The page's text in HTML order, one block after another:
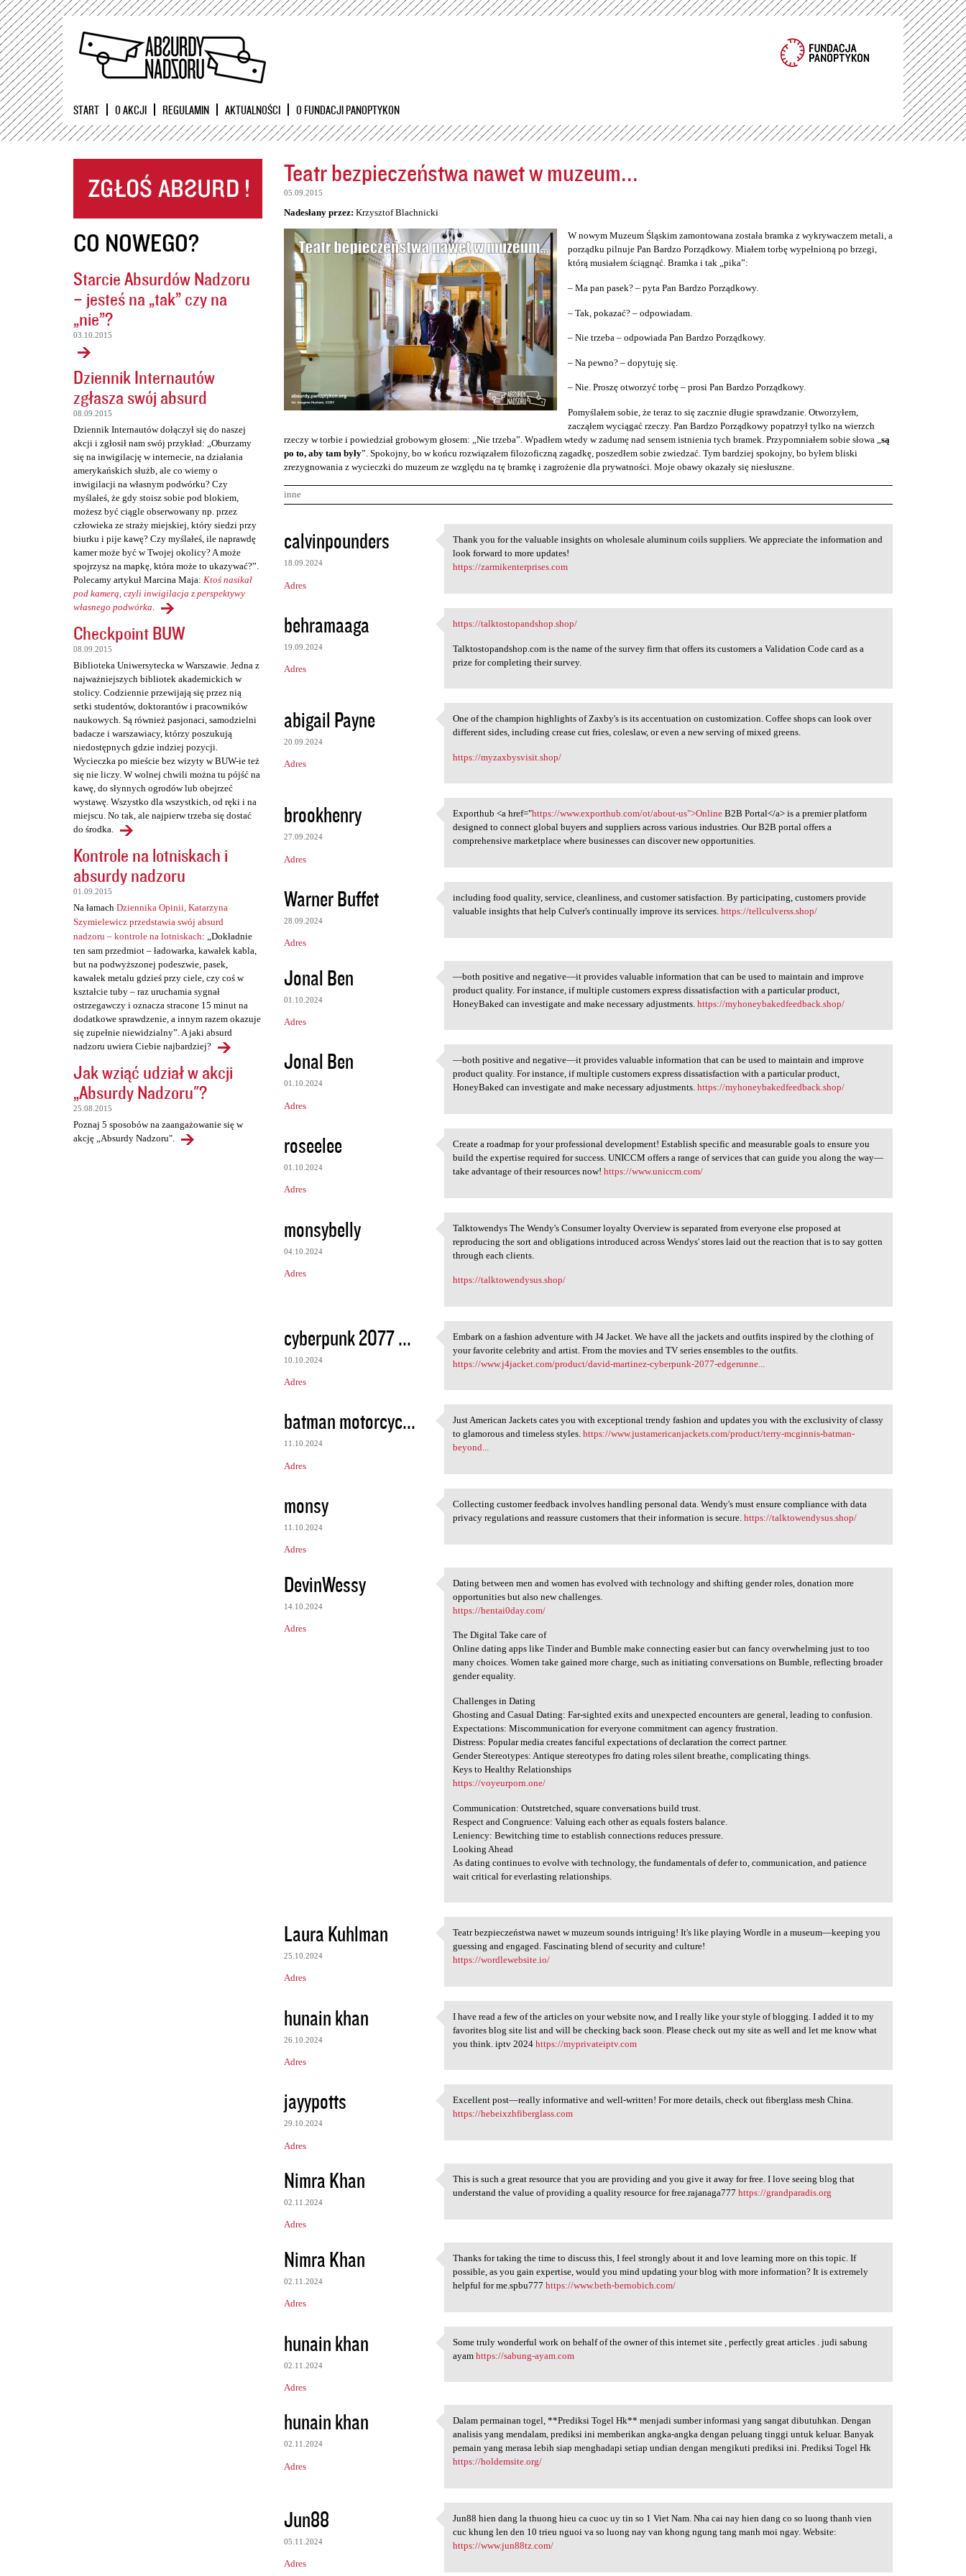
Przejdź
START O AKCJI REGULAMIN AKTUALNOŚCI O FUNDACJI PANOPTYKON
CO NOWEGO?
Starcie Absurdów Nadzoru
– jesteś na „tak” czy na
„nie”?
03.10.2015
Dziennik Internautów
zgłasza swój absurd
08.09.2015
Dziennik Internautów dołączył się do naszej
akcji i zgłosił nam swój przykład: „Oburzamy
się na inwigilację w internecie, na działania
amerykańskich służb, ale co wiemy o
inwigilacji na własnym podwórku? Czy
myślałeś, że gdy stoisz sobie pod blokiem,
możesz być ciągle obserwowany np. przez
człowieka ze straży miejskiej, który siedzi przy
biurku i pije kawę? Czy myślałeś, ile naprawdę
kamer może być w Twojej okolicy? A może
spojrzysz na mapkę, która może to ukazywać?”.
Polecamy artykuł Marcina Maja: Ktoś nasikał
pod kamerą, czyli inwigilacja z perspektywy
własnego podwórka.
Checkpoint BUW
08.09.2015
Biblioteka Uniwersytecka w Warszawie. Jedna z
najważniejszych bibliotek akademickich w
stolicy. Codziennie przewijają się przez nią
setki studentów, doktorantów i pracowników
naukowych. Są również pasjonaci, samodzielni
badacze i warszawiacy, którzy poszukują
niedostępnych gdzie indziej pozycji.
Wycieczka po mieście bez wizyty w BUW-ie też
się nie liczy. W wolnej chwili można tu pójść na
kawę, do słynnych ogrodów lub obejrzeć
wystawę. Wszystko dla wszystkich, od ręki i na
miejscu. No tak, ale najpierw trzeba się dostać
do środka.
Kontrole na lotniskach i
absurdy nadzoru
01.09.2015
Na łamach Dziennika Opinii, Katarzyna
Szymielewicz przedstawia swój absurd
nadzoru – kontrole na lotniskach: „Dokładnie
ten sam przedmiot – ładowarka, kawałek kabla,
but na podwyższonej podeszwie, pasek,
kawałek metalu gdzieś przy ciele, czy coś w
kształcie tuby – raz uruchamia sygnał
ostrzegawczy i oznacza stracone 15 minut na
dodatkowe sprawdzenie, a innym razem okazuje
się zupełnie niewidzialny”. A jaki absurd
nadzoru uwiera Ciebie najbardziej?
Jak wziąć udział w akcji
„Absurdy Nadzoru"?
25.08.2015
Poznaj 5 sposobów na zaangażowanie się w
akcję „Absurdy Nadzoru".
Teatr bezpieczeństwa nawet w muzeum...
05.09.2015
Nadesłany przez: Krzysztof Blachnicki
W nowym Muzeum Śląskim zamontowana została bramka z wykrywaczem metali, a
porządku pilnuje Pan Bardzo Porządkowy. Miałem torbę wypełnioną po brzegi,
którą musiałem ściągnąć. Bramka i tak „pika”:
– Ma pan pasek? – pyta Pan Bardzo Porządkowy.
– Tak, pokazać? – odpowiadam.
– Nie trzeba – odpowiada Pan Bardzo Porządkowy.
– Na pewno? – dopytuję się.
– Nie. Proszę otworzyć torbę – prosi Pan Bardzo Porządkowy.
Pomyślałem sobie, że teraz to się zacznie długie sprawdzanie. Otworzyłem,
zacząłem wyciągać rzeczy. Pan Bardzo Porządkowy popatrzył tylko na wierzch
rzeczy w torbie i powiedział grobowym głosem: „Nie trzeba”. Wpadłem wtedy w zadumę nad sensem istnienia tych bramek. Przypomniałem sobie słowa „ są
po to, aby tam były”. Spokojny, bo w końcu rozwiązałem filozoficzną zagadkę, poszedłem sobie zwiedzać. Tym bardziej spokojny, bo byłem bliski
zrezygnowania z wycieczki do muzeum ze względu na tę bramkę i zagrożenie dla prywatności. Moje obawy okazały się niesłuszne.
inne
K
o
m
e
n
t
a
r
e
calvinpounders
18.09.2024
Adres
Thank you for the valuable
Thank you for the valuable insights on wholesale aluminum coils suppliers. We appreciate the information and
look forward to more updates!
https://zarmikenterprises.com
behramaaga
19.09.2024
Adres
https://talktostopandshop
https://talktostopandshop.shop/
Talktostopandshop.com is the name of the survey firm that offers its customers a Validation Code card as a
prize for completing their survey.
abigail Payne
20.09.2024
Adres
One of the champion
One of the champion highlights of Zaxby's is its accentuation on customization. Coffee shops can look over
different sides, including crease cut fries, coleslaw, or even a new serving of mixed greens.
https://myzaxbysvisit.shop/
brookhenry
27.09.2024
Adres
Exporthub <a href="https:/
Exporthub <a href="https://www.exporthub.com/ot/about-us">Online B2B Portal</a> is a premier platform
designed to connect global buyers and suppliers across various industries. Our B2B portal offers a
comprehensive marketplace where businesses can discover new opportunities.
Warner Buffet
28.09.2024
Adres
including food quality,
including food quality, service, cleanliness, and customer satisfaction. By participating, customers provide
valuable insights that help Culver's continually improve its services.https://tellculverss.shop/
Jonal Ben
01.10.2024
Adres
—both positive and negative
—both positive and negative—it provides valuable information that can be used to maintain and improve
product quality. For instance, if multiple customers express dissatisfaction with a particular product,
HoneyBaked can investigate and make necessary adjustments.https://myhoneybakedfeedback.shop/
Jonal Ben
01.10.2024
Adres
—both positive and negative
—both positive and negative—it provides valuable information that can be used to maintain and improve
product quality. For instance, if multiple customers express dissatisfaction with a particular product,
HoneyBaked can investigate and make necessary adjustments.https://myhoneybakedfeedback.shop/
roseelee
01.10.2024
Adres
Create a roadmap for your
Create a roadmap for your professional development! Establish specific and measurable goals to ensure you
build the expertise required for success. UNICCM offers a range of services that can guide you along the way—
take advantage of their resources now!https://www.uniccm.com/
monsybelly
04.10.2024
Adres
Talktowendys The Wendy's
Talktowendys The Wendy's Consumer loyalty Overview is separated from everyone else proposed at
reproducing the sort and obligations introduced across Wendys' stores laid out the reaction that is to say gotten
through each clients.
https://talktowendysus.shop/
cyberpunk 2077 ...
10.10.2024
Adres
Embark on a fashion adventure
Embark on a fashion adventure with J4 Jacket. We have all the jackets and outfits inspired by the clothing of
your favorite celebrity and artist. From the movies and TV series ensembles to the outfits.
https://www.j4jacket.com/product/david-martinez-cyberpunk-2077-edgerunne...
batman motorcyc...
11.10.2024
Adres
Just American Jackets cates
Just American Jackets cates you with exceptional trendy fashion and updates you with the exclusivity of classy
to glamorous and timeless styles.https://www.justamericanjackets.com/product/terry-mcginnis-batman-
beyond...
monsy
11.10.2024
Adres
Collecting customer feedback
Collecting customer feedback involves handling personal data. Wendy's must ensure compliance with data
privacy regulations and reassure customers that their information is secure.https://talktowendysus.shop/
DevinWessy
14.10.2024
Adres
Dating between men and women
Dating between men and women has evolved with technology and shifting gender roles, donation more
opportunities but also new challenges.
https://hentai0day.com/
The Digital Take care of
Online dating apps like Tinder and Bumble make connecting easier but can fancy overwhelming just to too
many choices. Women take gained more charge, such as initiating conversations on Bumble, reflecting broader
gender equality.
Challenges in Dating
Ghosting and Casual Dating: Far-sighted exits and unexpected encounters are general, leading to confusion.
Expectations: Miscommunication for everyone commitment can agency frustration.
Distress: Popular media creates fanciful expectations of declaration the correct partner.
Gender Stereotypes: Antique stereotypes fro dating roles silent breathe, complicating things.
Keys to Healthy Relationships
https://voyeurporn.one/
Communication: Outstretched, square conversations build trust.
Respect and Congruence: Valuing each other as equals fosters balance.
Leniency: Bewitching time to establish connections reduces pressure.
Looking Ahead
As dating continues to evolve with technology, the fundamentals of defer to, communication, and patience
wait critical for everlasting relationships.
Laura Kuhlman
25.10.2024
Adres
Teatr bezpieczeństwa nawet w
Teatr bezpieczeństwa nawet w muzeum sounds intriguing! It's like playing Wordle in a museum—keeping you
guessing and engaged. Fascinating blend of security and culture!
https://wordlewebsite.io/
hunain khan
26.10.2024
Adres
I have read a few of the
I have read a few of the articles on your website now, and I really like your style of blogging. I added it to my
favorites blog site list and will be checking back soon. Please check out my site as well and let me know what
you think. iptv 2024https://myprivateiptv.com
jayypotts
29.10.2024
Adres
Excellent post—really
Excellent post—really informative and well-written! For more details, check out fiberglass mesh China.
https://hebeixzhfiberglass.com
Nimra Khan
02.11.2024
Adres
This is such a great resource
This is such a great resource that you are providing and you give it away for free. I love seeing blog that
understand the value of providing a quality resource for free.rajanaga777https://grandparadis.org
Nimra Khan
02.11.2024
Adres
Thanks for taking the time to
Thanks for taking the time to discuss this, I feel strongly about it and love learning more on this topic. If
possible, as you gain expertise, would you mind updating your blog with more information? It is extremely
helpful for me.spbu777https://www.beth-bernobich.com/
hunain khan
02.11.2024
Adres
Some truly wonderful work on
Some truly wonderful work on behalf of the owner of this internet site , perfectly great articles . judi sabung
ayamhttps://sabung-ayam.com
hunain khan
02.11.2024
Adres
Dalam permainan togel, *
Dalam permainan togel, **Prediksi Togel Hk** menjadi sumber informasi yang sangat dibutuhkan. Dengan
analisis yang mendalam, prediksi ini memberikan angka-angka dengan peluang tinggi untuk keluar. Banyak
pemain yang merasa lebih siap menghadapi setiap undian dengan mengikuti prediksi ini. Prediksi Togel Hk
https://holdemsite.org/
Jun88
05.11.2024
Adres
Jun88 hien dang la thuong
Jun88 hien dang la thuong hieu ca cuoc uy tin so 1 Viet Nam. Nha cai nay hien dang co so luong thanh vien
cuc khung len den 10 trieu nguoi va so luong nay van khong ngung tang manh moi ngay. Website:
https://www.jun88tz.com/